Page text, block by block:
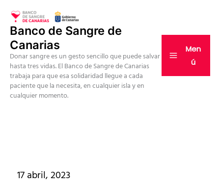
contenido
Banco de Sangre de
Canarias
Donar sangre es un gesto sencillo que puede salvar
hasta tres vidas. El Banco de Sangre de Canarias
trabaja para que esa solidaridad llegue a cada
paciente que la necesita, en cualquier isla y en
cualquier momento.
Men
ú
17 abril, 2023